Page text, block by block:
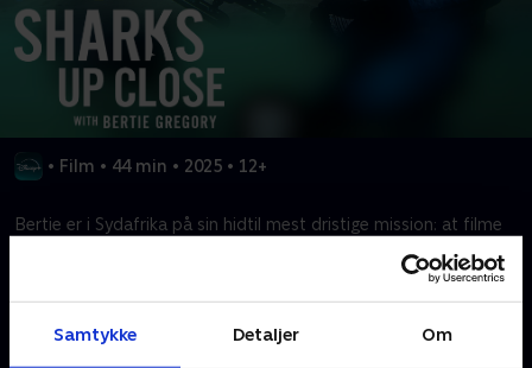
Samtykke Detaljer Om
• Film • 44 min • 2025 • 12+
Bertie er i Sydafrika på sin hidtil mest dristige mission: at filme